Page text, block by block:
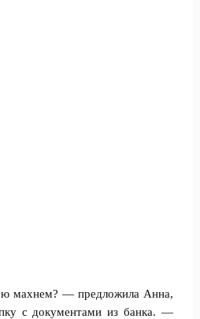
махнем? — предложила Анна,
с документами из банка. —